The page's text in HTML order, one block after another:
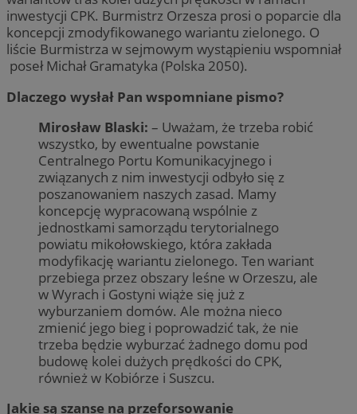
inwestycji CPK. Burmistrz Orzesza prosi o poparcie dla
koncepcji zmodyfikowanego wariantu zielonego. O
liście Burmistrza w sejmowym wystąpieniu wspomniał
poseł Michał Gramatyka (Polska 2050).
Dlaczego wysłał Pan wspomniane pismo?
Mirosław Blaski: – Uważam, że trzeba robić
wszystko, by ewentualne powstanie
Centralnego Portu Komunikacyjnego i
związanych z nim inwestycji odbyło się z
poszanowaniem naszych zasad. Mamy
koncepcję wypracowaną wspólnie z
jednostkami samorządu terytorialnego
powiatu mikołowskiego, która zakłada
modyfikację wariantu zielonego. Ten wariant
przebiega przez obszary leśne w Orzeszu, ale
w Wyrach i Gostyni wiąże się już z
wyburzaniem domów. Ale można nieco
zmienić jego bieg i poprowadzić tak, że nie
trzeba będzie wyburzać żadnego domu pod
budowę kolei dużych prędkości do CPK,
również w Kobiórze i Suszcu.
Jakie są szanse na przeforsowanie